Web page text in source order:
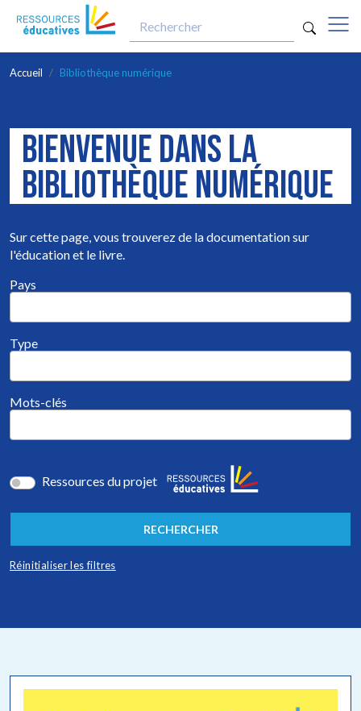
Aller au contenu principal
Accueil Bibliothèque numérique
BIENVENUE DANS LA
BIBLIOTHÈQUE NUMÉRIQUE
Sur cette page, vous trouverez de la documentation sur
l'éducation et le livre.
Pays
Type
Mots-clés
Ressources du projet
RECHERCHER
Réinitialiser les filtres